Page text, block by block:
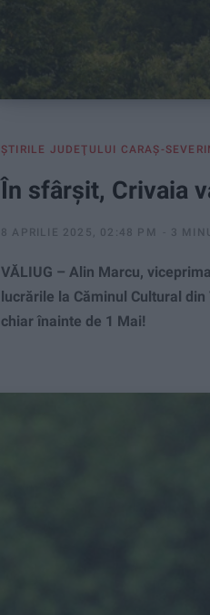
ŞTIRILE JUDEŢULUI CARAŞ-
În sfârşit, Crivaia
8 APRILIE 2025, 02:48 PM 3
VĂLIUG – Alin Marcu,
lucrările la Căminul Cultural
chiar înainte de 1 Mai!